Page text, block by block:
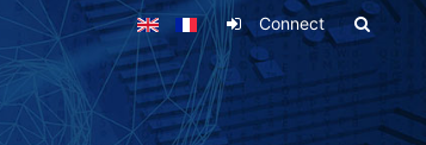
Connect